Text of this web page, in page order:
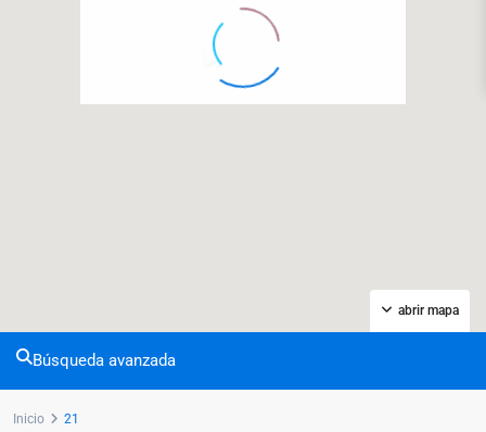
12
abrir mapa
Búsqueda avanzada
Inicio 21